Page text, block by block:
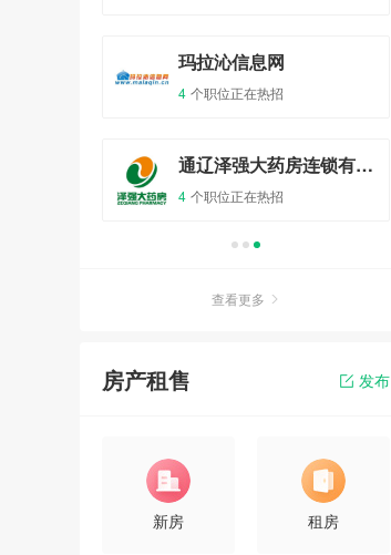
关于开展庆祝新中国成立70周
年书画摄影文学主题征文活动
0人已报名
0人已报名
玛拉沁信息网
4 个职位正在热招
通辽泽强大药房连锁有限责任公司
4 个职位正在热招
查看更多
房产租售 发布
新房 租房